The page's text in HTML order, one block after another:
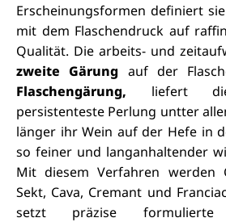
Erscheinungsformen definiert
mit dem Flaschendruck auf
Qualität. Die arbeits- und
zweite Gärung auf der
Flaschengärung, liefert
persistenteste Perlung untter
länger ihr Wein auf der Hefe in
so feiner und langanhaltender
Mit diesem Verfahren werden
Sekt, Cava, Cremant und
setzt präzise